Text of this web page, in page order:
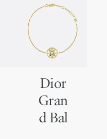
Dior
Gran
d Bal